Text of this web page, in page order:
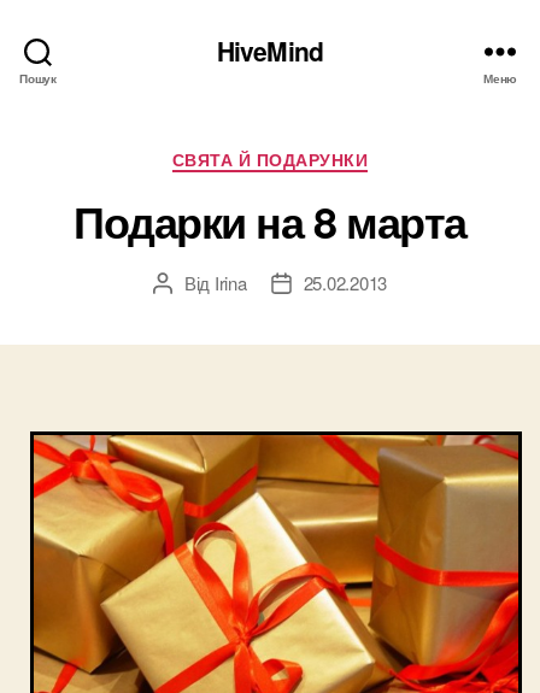
Пошук
HiveMind
Меню
Категорії
СВЯТА Й ПОДАРУНКИ
Подарки на 8 марта
Автор
Від Irina
Дата25.02.2013